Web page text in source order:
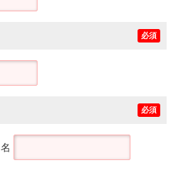
必須
必須
名